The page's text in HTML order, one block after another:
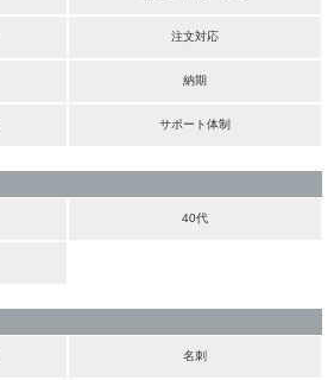
注文対応
納期
サポート体制
40代
名刺